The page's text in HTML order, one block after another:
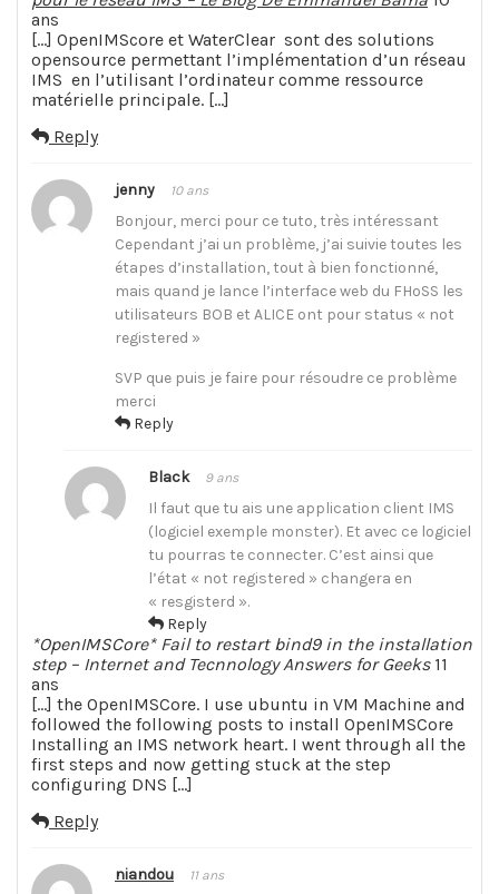
ans
[…] OpenIMScore et WaterClear sont des solutions
opensource permettant l’implémentation d’un réseau
IMS en l’utilisant l’ordinateur comme ressource
matérielle principale. […]
Reply
jenny 10 ans
Bonjour, merci pour ce tuto, très intéressant
Cependant j’ai un problème, j’ai suivie toutes les
étapes d’installation, tout à bien fonctionné,
mais quand je lance l’interface web du FHoSS les
utilisateurs BOB et ALICE ont pour status « not
registered »
SVP que puis je faire pour résoudre ce problème
merci
Reply
Black 9 ans
Il faut que tu ais une application client IMS
(logiciel exemple monster). Et avec ce logiciel
tu pourras te connecter. C’est ainsi que
l’état « not registered » changera en
« resgisterd ».
Reply
*OpenIMSCore* Fail to restart bind9 in the installation
step – Internet and Tecnnology Answers for Geeks 11
ans
[…] the OpenIMSCore. I use ubuntu in VM Machine and
followed the following posts to install OpenIMSCore
Installing an IMS network heart. I went through all the
first steps and now getting stuck at the step
configuring DNS […]
Reply
niandou 11 ans